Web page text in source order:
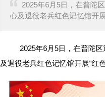
2025年6月5日，在普陀
心及退役老兵红色记忆馆开
2025年6月5日，在普陀区退
及退役老兵红色记忆馆开展“红